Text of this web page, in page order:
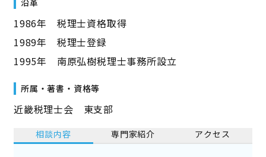
1986年 税理士資格取得
1989年 税理士登録
1995年 南原弘樹税理士事務所設立
所属・著書・資格等
近畿税理士会 東支部
相談内容 専門家紹介 アクセス